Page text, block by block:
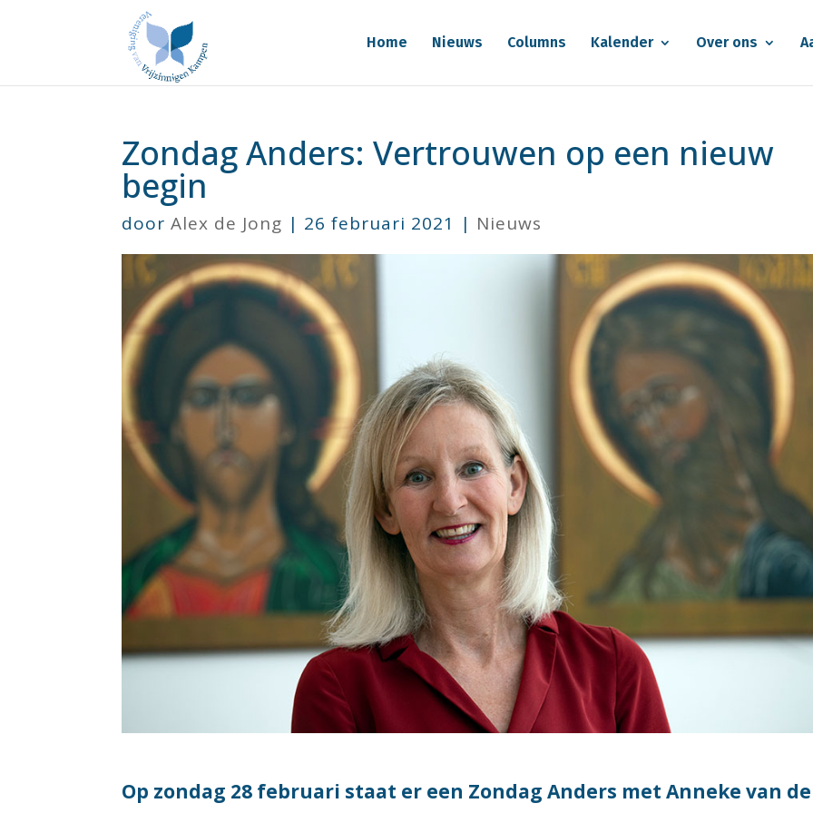
Home Nieuws Columns Kalender Over ons
Zondag Anders: Vertrouwen op een nieuw
begin
doorAlex de Jong | 26 februari 2021 | Nieuws
Op zondag 28 februari staat er een Zondag Anders met Anneke van